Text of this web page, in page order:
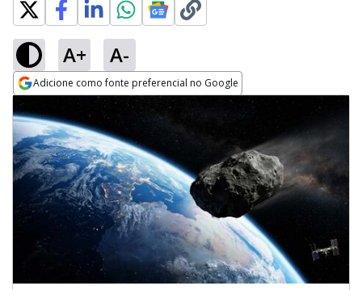
A+ A-
Adicione como fonte preferencial no Google
Opens in new window